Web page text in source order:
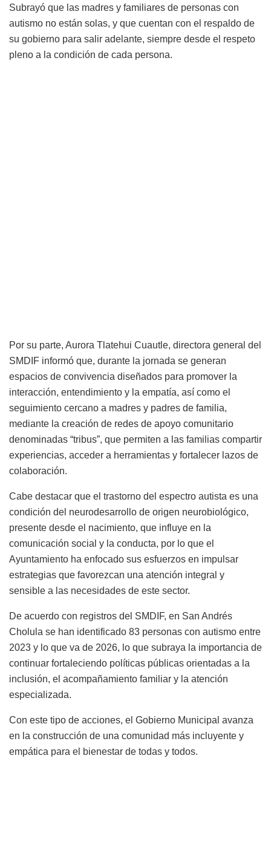
Subrayó que las madres y familiares de personas con
autismo no están solas, y que cuentan con el respaldo de
su gobierno para salir adelante, siempre desde el respeto
pleno a la condición de cada persona.
Por su parte, Aurora Tlatehui Cuautle, directora general del
SMDIF informó que, durante la jornada se generan
espacios de convivencia diseñados para promover la
interacción, entendimiento y la empatía, así como el
seguimiento cercano a madres y padres de familia,
mediante la creación de redes de apoyo comunitario
denominadas “tribus”, que permiten a las familias compartir
experiencias, acceder a herramientas y fortalecer lazos de
colaboración.
Cabe destacar que el trastorno del espectro autista es una
condición del neurodesarrollo de origen neurobiológico,
presente desde el nacimiento, que influye en la
comunicación social y la conducta, por lo que el
Ayuntamiento ha enfocado sus esfuerzos en impulsar
estrategias que favorezcan una atención integral y
sensible a las necesidades de este sector.
De acuerdo con registros del SMDIF, en San Andrés
Cholula se han identificado 83 personas con autismo entre
2023 y lo que va de 2026, lo que subraya la importancia de
continuar fortaleciendo políticas públicas orientadas a la
inclusión, el acompañamiento familiar y la atención
especializada.
Con este tipo de acciones, el Gobierno Municipal avanza
en la construcción de una comunidad más incluyente y
empática para el bienestar de todas y todos.